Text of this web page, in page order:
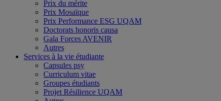
Prix du mérite
Prix Mosaïque
Prix Performance ESG UQAM
Doctorats honoris causa
Gala Forces AVENIR
Autres
Services à la vie étudiante
Capsules psy
Curriculum vitae
Groupes étudiants
Projet Résilience UQAM